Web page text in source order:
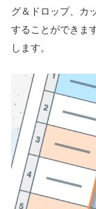
グ＆ドロップ、カ
することができま
します。